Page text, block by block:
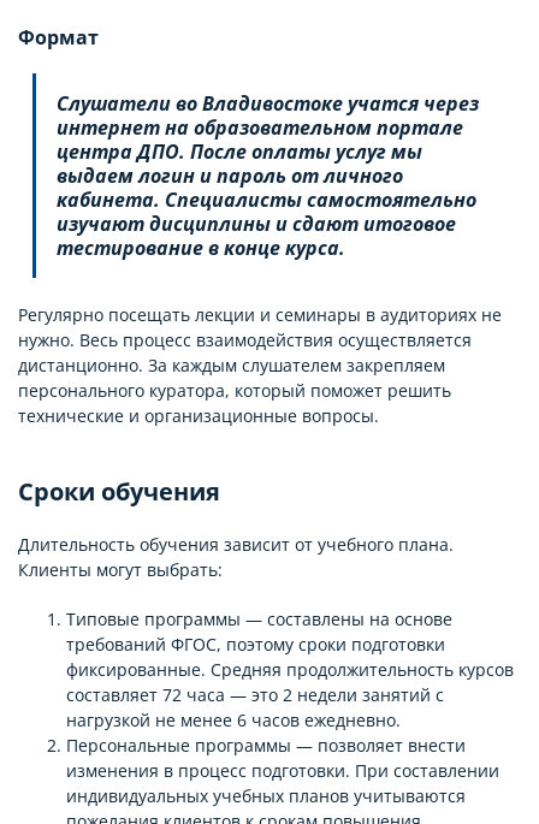
Формат
Слушатели во Владивостоке учатся через
интернет на образовательном портале
центра ДПО. После оплаты услуг мы
выдаем логин и пароль от личного
кабинета. Специалисты самостоятельно
изучают дисциплины и сдают итоговое
тестирование в конце курса.
Регулярно посещать лекции и семинары в аудиториях не
нужно. Весь процесс взаимодействия осуществляется
дистанционно. За каждым слушателем закрепляем
персонального куратора, который поможет решить
технические и организационные вопросы.
Сроки обучения
Длительность обучения зависит от учебного плана.
Клиенты могут выбрать:
Типовые программы — составлены на основе
требований ФГОС, поэтому сроки подготовки
фиксированные. Средняя продолжительность курсов
составляет 72 часа — это 2 недели занятий с
нагрузкой не менее 6 часов ежедневно.
Персональные программы — позволяет внести
изменения в процесс подготовки. При составлении
индивидуальных учебных планов учитываются